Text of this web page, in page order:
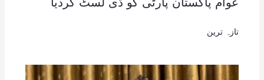
تازہ ترین